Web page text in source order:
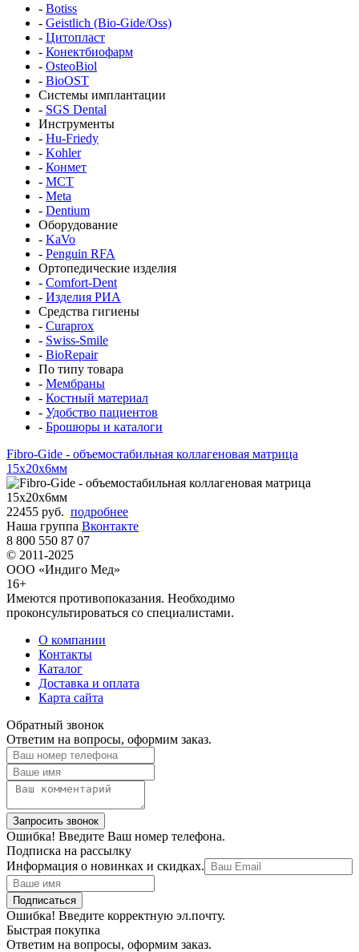
- Botiss
- Geistlich (Bio-Gide/Oss)
- Цитопласт
- Конектбиофарм
- OsteoBiol
- BioOST
Системы имплантации
- SGS Dental
Инструменты
- Hu-Friedy
- Kohler
- Конмет
- MCT
- Meta
- Dentium
Оборудование
- KaVo
- Penguin RFA
Ортопедические изделия
- Comfort-Dent
- Изделия РИА
Средства гигиены
- Curaprox
- Swiss-Smile
- BioRepair
По типу товара
- Мембраны
- Костный материал
- Удобство пациентов
- Брошюры и каталоги
Fibro-Gide - объемостабильная коллагеновая матрица
15x20x6мм
22455 руб. подробнее
Наша группа Вконтакте
8 800 550 87 07
© 2011-2025
ООО «Индиго Мед»
16+
Имеются противопоказания. Необходимо
проконсультироваться со специалистами.
О компании
Контакты
Каталог
Доставка и оплата
Карта сайта
Обратный звонок
Ответим на вопросы, оформим заказ.
Ошибка! Введите Ваш номер телефона.
Подписка на рассылку
Информация о новинках и скидках.
Ошибка! Введите корректную эл.почту.
Быстрая покупка
Ответим на вопросы, оформим заказ.